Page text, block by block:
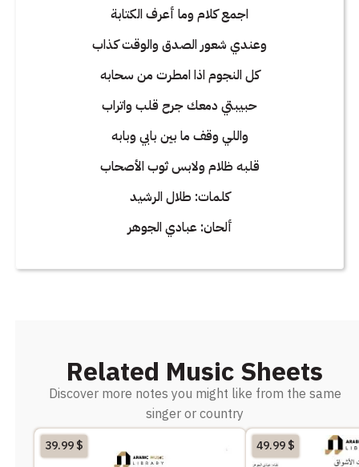
اجمع كلام وما أعرف الكتابة
وعندي شعور الصدق والوقت كذاب
كل النجوم اذا امطرت من سحابه
حبيبتي دمعك جرح قلب واتراب
واللي وقف ما بين بابي وبابه
قلبه ظلام ولابس ثوب الأصحاب
كلمات: طلال الرشيد
ألحان: عبادي الجوهر
Related Music Sheets
Discover more notes you might like from the same
singer or country
39.99$ 49.99$